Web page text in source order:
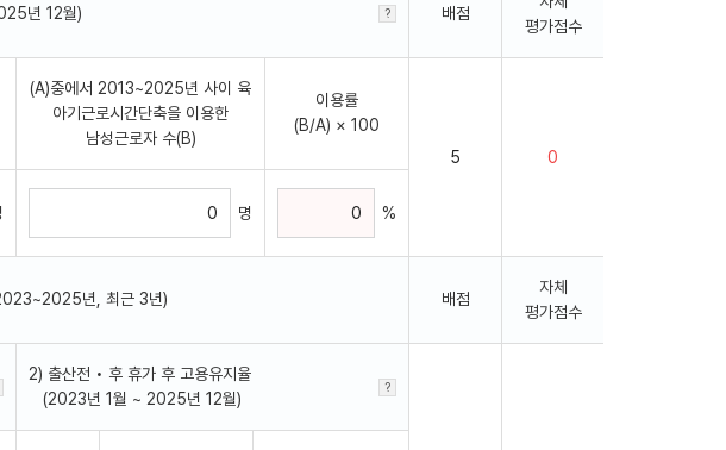
년 12월) 배점
평가점수
(A)중에서 2013~2025년 사이 육
아기근로시간단축을 이용한
남성근로자 수(B)
이용률
(B/A) × 100
명 %
년, 최근 3년) 배점
자체
평가점수
2) 출산전 • 후 휴가 후 고용유지율
(2023년 1월 ~ 2025년 12월)